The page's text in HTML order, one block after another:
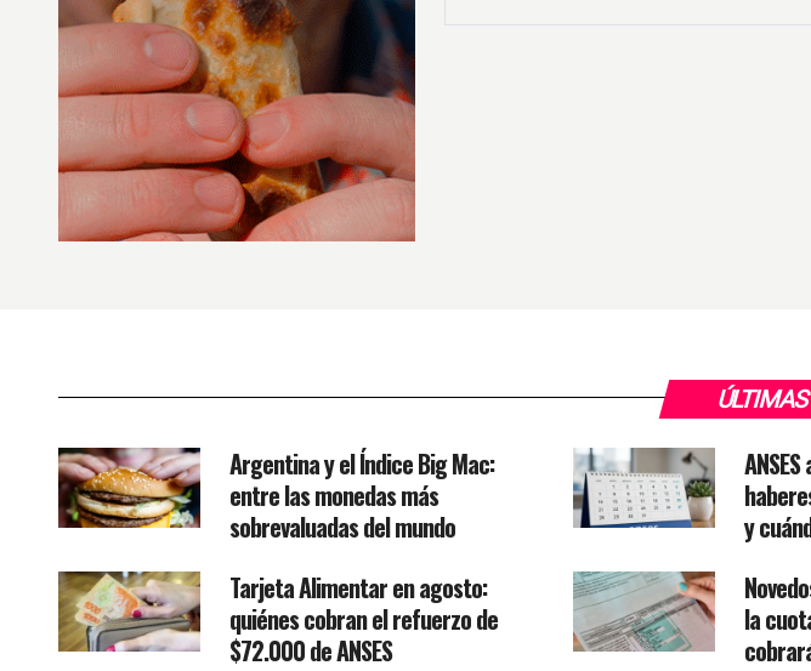
Argentina y el Índice Big Mac:
entre las monedas más
sobrevaluadas del mundo
y
Tarjeta Alimentar en agosto:
quiénes cobran el refuerzo de
$72.000 de ANSES
la